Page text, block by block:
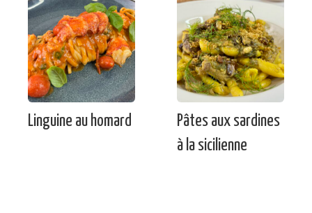
Linguine au homard
Pâtes aux sardines
à la sicilienne